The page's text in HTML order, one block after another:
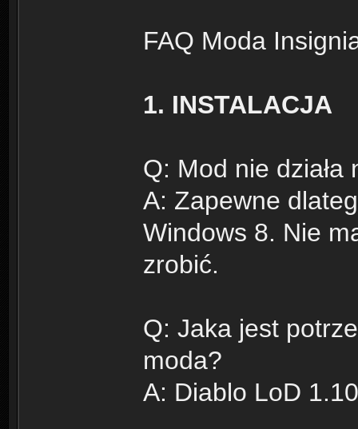
FAQ Moda
1. INSTALACJA
Q: Mod nie
A: Zapewne
Windows 8. Nie
zrobić.
Q: Jaka jest
moda?
A: Diablo LoD 1.10